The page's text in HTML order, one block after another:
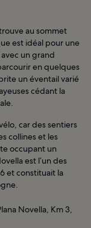
au sommet
est idéal pour une
un grand
en quelques
un éventail varié
cédant la
car des sentiers
collines et les
occupant un
est l’un des
et constituait la
Novella, Km 3,